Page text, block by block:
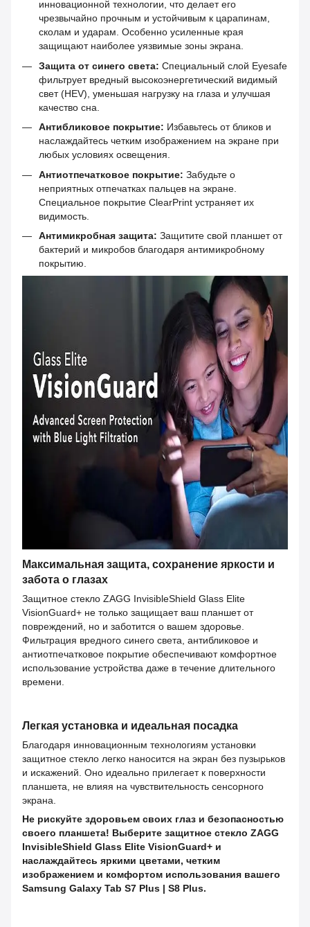
инновационной технологии, что делает его
чрезвычайно прочным и устойчивым к царапинам,
сколам и ударам. Особенно усиленные края
защищают наиболее уязвимые зоны экрана.
Защита от синего света: Специальный слой Eyesafe
фильтрует вредный высокоэнергетический видимый
свет (HEV), уменьшая нагрузку на глаза и улучшая
качество сна.
Антибликовое покрытие: Избавьтесь от бликов и
наслаждайтесь четким изображением на экране при
любых условиях освещения.
Антиотпечатковое покрытие: Забудьте о
неприятных отпечатках пальцев на экране.
Специальное покрытие ClearPrint устраняет их
видимость.
Антимикробная защита: Защитите свой планшет от
бактерий и микробов благодаря антимикробному
покрытию.
Максимальная защита, сохранение яркости и
забота о глазах
Защитное стекло ZAGG InvisibleShield Glass Elite
VisionGuard+ не только защищает ваш планшет от
повреждений, но и заботится о вашем здоровье.
Фильтрация вредного синего света, антибликовое и
антиотпечатковое покрытие обеспечивают комфортное
использование устройства даже в течение длительного
времени.
Легкая установка и идеальная посадка
Благодаря инновационным технологиям установки
защитное стекло легко наносится на экран без пузырьков
и искажений. Оно идеально прилегает к поверхности
планшета, не влияя на чувствительность сенсорного
экрана.
Не рискуйте здоровьем своих глаз и безопасностью
своего планшета! Выберите защитное стекло ZAGG
InvisibleShield Glass Elite VisionGuard+ и
наслаждайтесь яркими цветами, четким
изображением и комфортом использования вашего
Samsung Galaxy Tab S7 Plus | S8 Plus.